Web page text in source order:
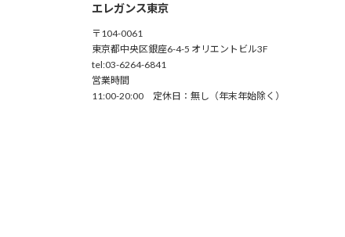
送
り
エレガンス東京
〒104-0061
東京都中央区銀座6-4-5 オリエントビル3F
tel:03-6264-6841
営業時間
11:00-20:00 定休日：無し（年末年始除く）